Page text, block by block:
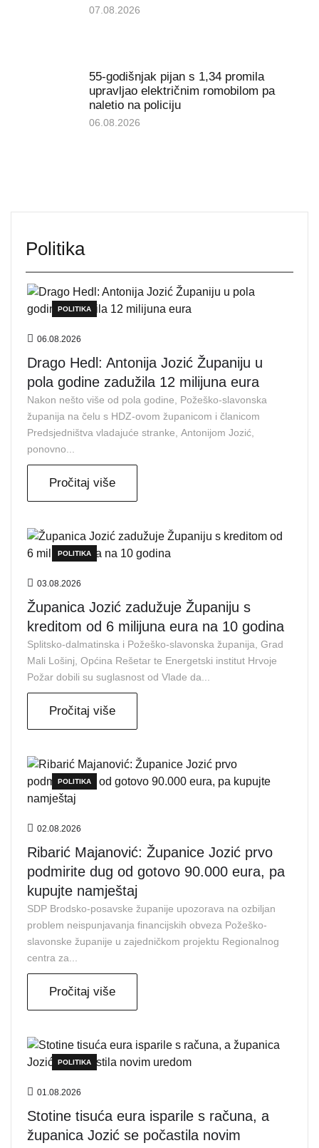
07.08.2026
55-godišnjak pijan s 1,34 promila
upravljao električnim romobilom pa
naletio na policiju
06.08.2026
Politika
POLITIKA
06.08.2026
Drago Hedl: Antonija Jozić Županiju u
pola godine zadužila 12 milijuna eura
Nakon nešto više od pola godine, Požeško-slavonska
županija na čelu s HDZ-ovom županicom i članicom
Predsjedništva vladajuće stranke, Antonijom Jozić,
ponovno...
Pročitaj više
POLITIKA
03.08.2026
Županica Jozić zadužuje Županiju s
kreditom od 6 milijuna eura na 10 godina
Splitsko-dalmatinska i Požeško-slavonska županija, Grad
Mali Lošinj, Općina Rešetar te Energetski institut Hrvoje
Požar dobili su suglasnost od Vlade da...
Pročitaj više
POLITIKA
02.08.2026
Ribarić Majanović: Županice Jozić prvo
podmirite dug od gotovo 90.000 eura, pa
kupujte namještaj
SDP Brodsko-posavske županije upozorava na ozbiljan
problem neispunjavanja financijskih obveza Požeško-
slavonske županije u zajedničkom projektu Regionalnog
centra za...
Pročitaj više
POLITIKA
01.08.2026
Stotine tisuća eura isparile s računa, a
županica Jozić se počastila novim